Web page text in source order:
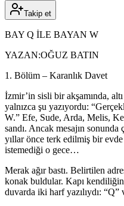
Takip et
BAY Q İLE BAYAN W
YAZAN:OĞUZ BATIN
1. Bölüm – Karanlık Davet
İzmir’in sisli bir akşamında,
yalnızca şu yazıyordu:
W.” Efe, Sude, Arda, Melis,
sandı. Ancak mesajın
yıllar önce terk edilmiş bir
istemediği o gece…
Merak ağır bastı. Belirtilen
konak buldular. Kapı
duvarda iki harf yazılıydı: “Q”